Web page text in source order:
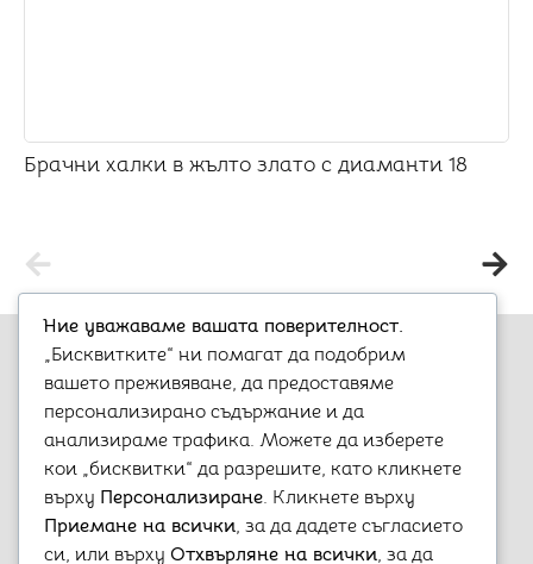
Брачни халки в жълто злато с диаманти 18
Варна, бул. „Княз Борис I-ви“ 47
+359 899 980 729
aristostore@abv.bg
Информация
Контакти
Моят профил
Профил
Ние уважаваме вашата поверителност.
„Бисквитките“ ни помагат да подобрим
вашето преживяване, да предоставяме
персонализирано съдържание и да
анализираме трафика. Можете да изберете
кои „бисквитки“ да разрешите, като кликнете
върху Персонализиране. Кликнете върху
Приемане на всички, за да дадете съгласието
си, или върху Отхвърляне на всички, за да